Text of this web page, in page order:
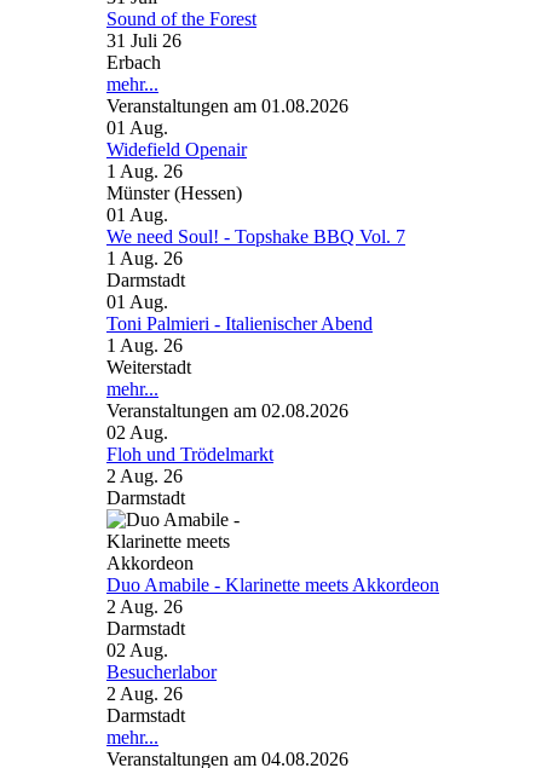
Sound of the Forest
31 Juli 26
Erbach
mehr...
Veranstaltungen am 01.08.2026
01 Aug.
Widefield Openair
1 Aug. 26
Münster (Hessen)
01 Aug.
We need Soul! - Topshake BBQ Vol. 7
1 Aug. 26
Darmstadt
01 Aug.
Toni Palmieri - Italienischer Abend
1 Aug. 26
Weiterstadt
mehr...
Veranstaltungen am 02.08.2026
02 Aug.
Floh und Trödelmarkt
2 Aug. 26
Darmstadt
Duo Amabile - Klarinette meets Akkordeon
2 Aug. 26
Darmstadt
02 Aug.
Besucherlabor
2 Aug. 26
Darmstadt
mehr...
Veranstaltungen am 04.08.2026